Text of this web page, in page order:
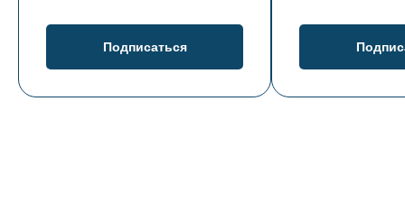
Подписаться